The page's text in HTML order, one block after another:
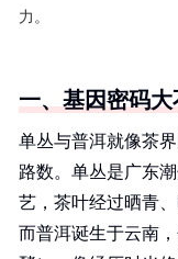
力。
一、基因密码大
单丛与普洱就像茶
路数。单丛是广东
艺，茶叶经过晒青
而普洱诞生于云南